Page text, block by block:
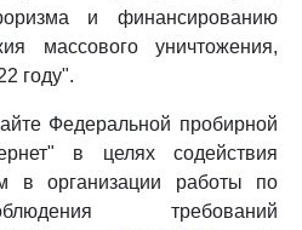
и финансированию
массового уничтожения,
году".
Федеральной пробирной
в целях содействия
в организации работы по
требований